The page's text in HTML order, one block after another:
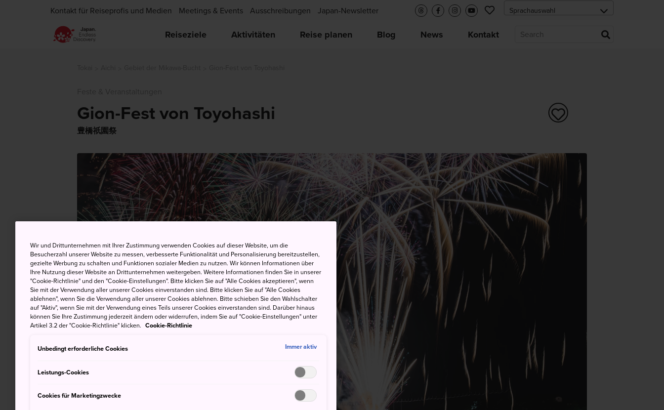
Kontakt für Reiseprofis und Medien Meetings & Events Ausschreibungen Japan-Newsletter
Reiseziele Aktivitäten Reise planen Blog News Kontakt
Gion-Fest von Toyohashi
豊橋祇園祭
Wir und Drittunternehmen mit Ihrer Zustimmung verwenden Cookies auf dieser Website, um die
Besucherzahl unserer Website zu messen, verbesserte Funktionalität und Personalisierung bereitzustellen,
gezielte Werbung zu schalten und Funktionen sozialer Medien zu nutzen. Wir können Informationen über
Ihre Nutzung dieser Website an Drittunternehmen weitergeben. Weitere Informationen finden Sie in unserer
"Cookie-Richtlinie" und den "Cookie-Einstellungen". Bitte klicken Sie auf "Alle Cookies akzeptieren", wenn
Sie mit der Verwendung aller unserer Cookies einverstanden sind. Bitte klicken Sie auf "Alle Cookies
ablehnen", wenn Sie die Verwendung aller unserer Cookies ablehnen. Bitte schieben Sie den Wahlschalter
auf "Aktiv", wenn Sie mit der Verwendung eines Teils unserer Cookies einverstanden sind. Darüber hinaus
können Sie Ihre Zustimmung jederzeit ändern oder widerrufen, indem Sie auf "Cookie-Einstellungen" unter
Artikel 3.2 der "Cookie-Richtlinie" klicken. Cookie-Richtlinie
Unbedingt erforderliche Cookies Immer aktiv
Leistungs-Cookies
Cookies für Marketingzwecke